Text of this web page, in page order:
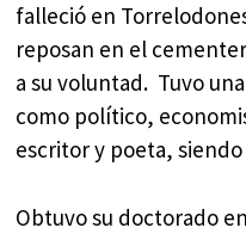
falleció en
reposan en el
a su voluntad. Tuvo
como político,
escritor y poeta,
Obtuvo su doctorado